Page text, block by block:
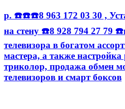
р. ☎️☎️☎️8 963 172 03 30 ,
на стену ☎️8 928 794 27 79
телевизора в богатом
мастера, а также
триколор, продажа обмен
телевизоров и смарт боксов